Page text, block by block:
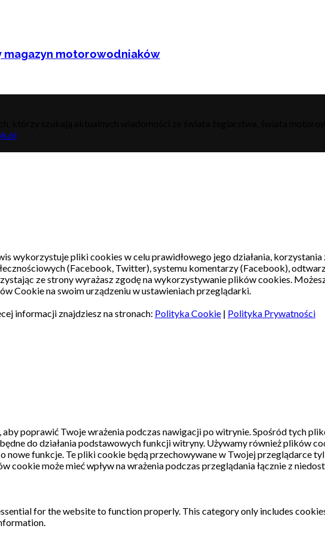
magazyn motorowodniaków
wykorzystuje pliki cookies w celu prawidłowego jego działania,
(Facebook, Twitter), systemu komentarzy (Facebook),
ze strony wyrażasz zgodę na wykorzystywanie plików cookies.
Cookie na swoim urządzeniu w ustawieniach przeglądarki.
informacji znajdziesz na stronach: Polityka Cookie | Polityka Prywatności
poprawić Twoje wrażenia podczas nawigacji po witrynie.Spośród tych
do działania podstawowych funkcji witryny. Używamy również plików
nowe funkcje. Te pliki cookie będą przechowywane w Twojej przeglądarce
cookie może mieć wpływ na wrażenia podczas przeglądania łącznie z
for the website to function properly. This category only includes